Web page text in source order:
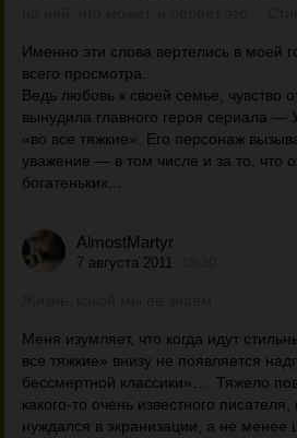
Именно эти слова вертелись в моей
всего просмотра.
Ведь любовь к своей семье, чувство
вынудила главного героя сериала —
«во все тяжкие». Его персонаж
уважение — в том числе и за то, что
богатеньких...
AlmostMartyr
7 августа 2011
Меня изумляет, что когда идут
все тяжкие» внизу не появляется
бессмертной классики»…. Тяжело
какого-то очень известного
нуждался в экранизации, а не менее